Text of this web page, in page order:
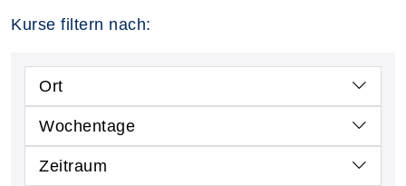
Kurse filtern nach:
Ort
Wochentage
Zeitraum